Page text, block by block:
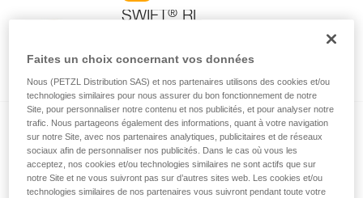
SWIFT ® RL
rechargeable, avec bandeau ultra-fin,
dotée de la technologie REACTIVE
LIGHTING. 1200 lumens
NEW
SWIFT®RL CLASSIC
Lampe frontale ultra-puissante et
rechargeable avec bandeau CLASSIC,
Faites un choix concernant vos données
Nous (PETZL Distribution SAS) et nos partenaires utilisons des cookies et/ou
technologies similaires pour nous assurer du bon fonctionnement de notre
Site, pour personnaliser notre contenu et nos publicités, et pour analyser notre
trafic. Nous partageons également des informations, quant à votre navigation
sur notre Site, avec nos partenaires analytiques, publicitaires et de réseaux
sociaux afin de personnaliser nos publicités. Dans le cas où vous les
acceptez, nos cookies et/ou technologies similaires ne sont actifs que sur
notre Site et ne vous suivront pas sur d’autres sites web. Les cookies et/ou
technologies similaires de nos partenaires vous suivront pendant toute votre